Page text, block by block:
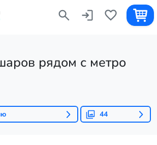
рядом с метро
44